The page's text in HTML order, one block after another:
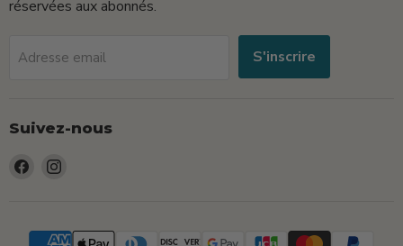
réservées aux abonnés.
Adresse email S'inscrire
Suivez-nous
Trouvez-